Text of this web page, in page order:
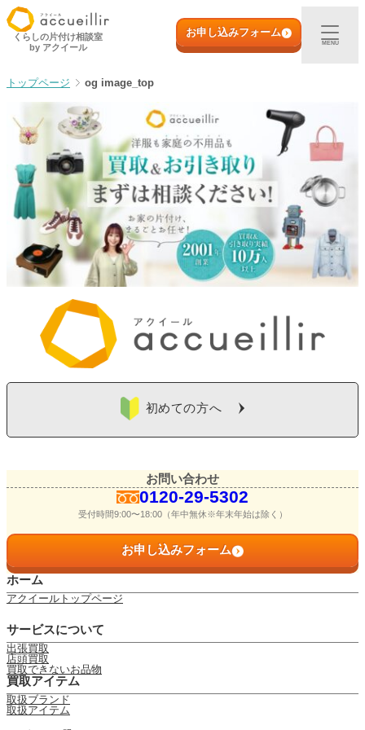
内
容
キ
プ
初めての方へ
宅配買取
店頭買取
ご利用実例
取扱アイテム
店舗一覧
お問い合わせ
受付時間9:00〜18:00（年中無休※年末年始は除く）
お申し込みフォーム
くらしの片付け相談室
by アクイール
お申し込みフォーム
MENU
og image_top
初めての方へ
お問い合わせ
0120-29-5302
受付時間9:00〜18:00（年中無休※年末年始は除く）
お申し込みフォーム
ホーム
アクイールトップページ
サービスについて
出張買取
店頭買取
買取できないお品物
買取アイテム
取扱ブランド
取扱アイテム